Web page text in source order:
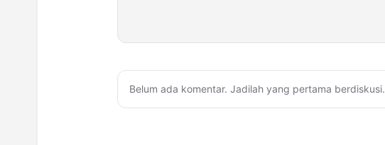
Belum ada komentar. Jadilah yang pertama berdiskusi.